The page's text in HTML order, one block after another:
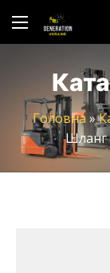
Головна»
Шланг